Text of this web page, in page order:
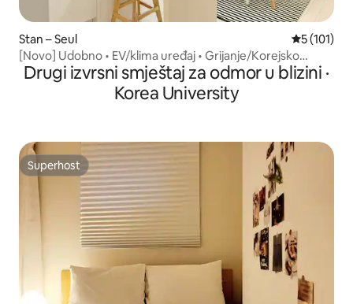
Stan – Seul Prosječna
5 (101)
[Novo] Udobno • EV/klima uređaj • Grijanje/Korejsko
sveučilište/Myeongdong Dongdaemun Jongno Seongsu
Jednostavan pristup
Drugi izvrsni smještaj za odmor u blizini ·
Korea University
Superhost
Superhost